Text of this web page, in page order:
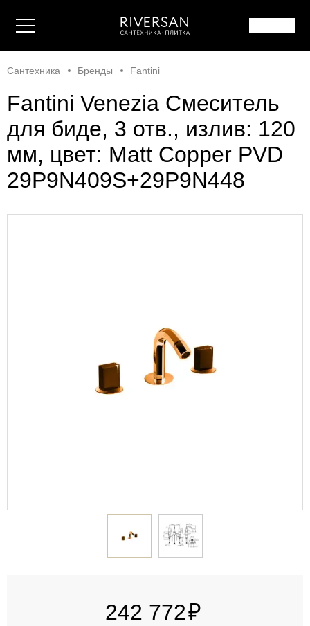
Сантехника Бренды Fantini
Fantini Venezia Смеситель
для биде, 3 отв., излив: 120
мм, цвет: Matt Copper PVD
29P9N409S+29P9N448
242 772